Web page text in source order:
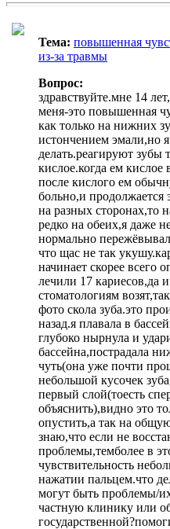
Тема: повышенная
из-за травмы
Вопрос:
здравствуйте.мне 14
меня-это повышенная
как только на нижних
истончением эмали,но
делать.реагируют зубы
кислое.когда ем кислое
после кислого ем
больно,и продолжается
на разных сторонах,то
редко на обеих,я даже
нормально
что щас не так
начинает скорее всего
лечили 17 кариесов,да
стоматологиям
фото скола зуба.это
назад.я плавала в
глубоко нырнула и
бассейна,пострадала
чуть(она уже почти
небольшой кусочек
первый слой(тоесть
объяснить),видно это
опустить,а так на
знаю,что если не
проблемы,темболее в
чувствительность
нажатии пальцем.что
могут быть проблемы/
частную клинику или